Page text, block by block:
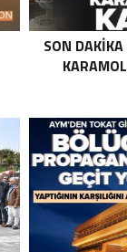
SON